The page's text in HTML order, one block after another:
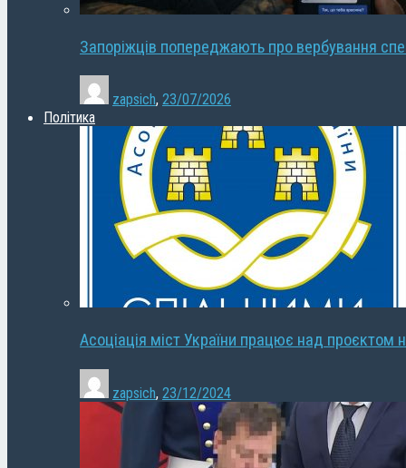
Запоріжців попереджають про вербування
zapsich, 23/07/2026
Політика
Асоціація міст України працює над проєктом
zapsich, 23/12/2024